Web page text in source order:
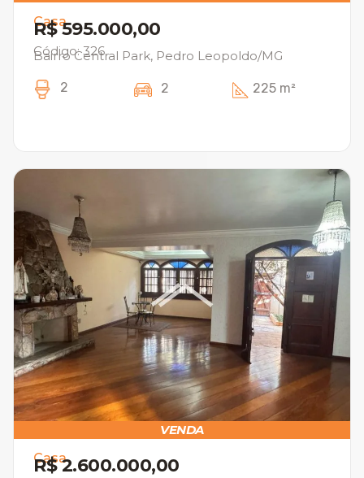
Casa
R$ 595.000,00
Código: 326
Bairro Central Park, Pedro Leopoldo/MG
2 2 225 m²
VENDA
Casa
R$ 2.600.000,00